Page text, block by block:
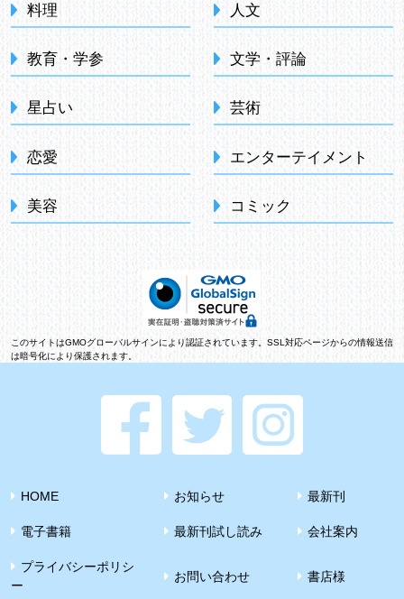
料理
教育・学参
星占い
恋愛
美容
人文
文学・評論
芸術
エンターテイメント
コミック
このサイトはGMOグローバルサインにより認証されています。SSL対応ページからの情報送信
は暗号化により保護されます。
HOME お知らせ 最新刊
電子書籍 最新刊試し読み 会社案内
プライバシーポリシ
ー
お問い合わせ 書店様